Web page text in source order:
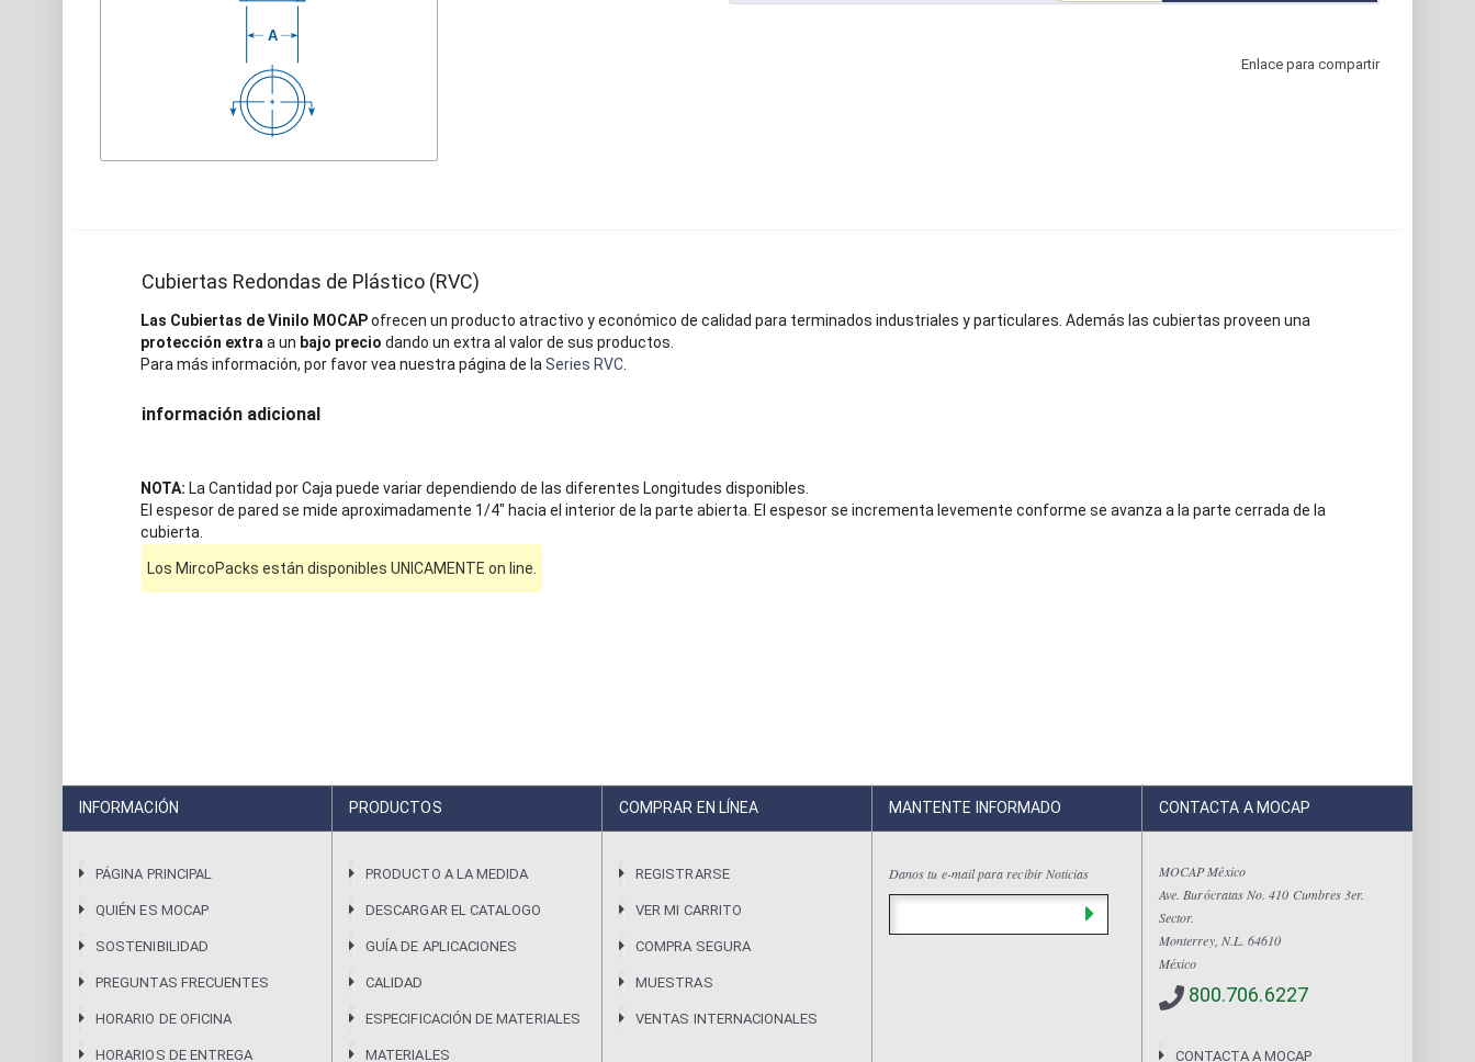
Enlace para compartir
Cubiertas Redondas de Plástico (RVC)
Las Cubiertas de Vinilo MOCAPofrecen un producto atractivo y económico de calidad para terminados industriales y particulares. Además las cubiertas proveen una
protección extra a un bajo precio dando un extra al valor de sus productos.
Para más información, por favor vea nuestra página de la Series RVC.
información adicional
NOTA: La Cantidad por Caja puede variar dependiendo de las diferentes Longitudes disponibles.
El espesor de pared se mide aproximadamente 1/4" hacia el interior de la parte abierta. El espesor se incrementa levemente conforme se avanza a la parte cerrada de la
cubierta.
Los MircoPacks están disponibles UNICAMENTE on line.
INFORMACIÓN
PÁGINA PRINCIPAL
QUIÉN ES MOCAP
SOSTENIBILIDAD
PREGUNTAS FRECUENTES
HORARIO DE OFICINA
HORARIOS DE ENTREGA
PRODUCTOS
PRODUCTO A LA MEDIDA
DESCARGAR EL CATALOGO
GUÍA DE APLICACIONES
CALIDAD
ESPECIFICACIÓN DE MATERIALES
MATERIALES
COMPRAR EN LÍNEA
REGISTRARSE
VER MI CARRITO
COMPRA SEGURA
MUESTRAS
VENTAS INTERNACIONALES
MANTENTE INFORMADO
Danos tu e-mail para recibir Noticias
CONTACTA A MOCAP
MOCAP México
Ave. Burócratas No. 410 Cumbres 3er.
Sector.
Monterrey, N.L. 64610
México
800.706.6227
CONTACTA A MOCAP